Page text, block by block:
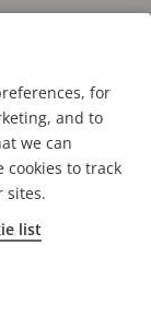
zu
for
and to
we can
cookies to track
sites.
list